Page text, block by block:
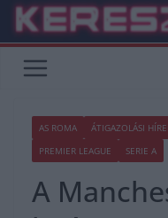
Skip
content
AS ROMA ÁTIGAZOLÁSI
PREMIER LEAGUE
SERIE A
A